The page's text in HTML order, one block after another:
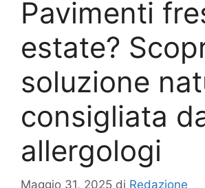
Pavimenti
estate?
soluzione
consigliata
allergologi
Maggio 31, 2025 di Redazione